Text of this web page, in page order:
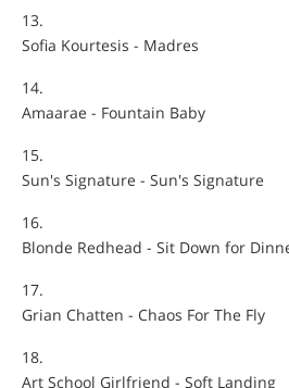
Sofia Kourtesis - Madres
Amaarae - Fountain Baby
Sun's Signature - Sun's Signature
Blonde Redhead - Sit Down for
Grian Chatten - Chaos For The Fly
Art School Girlfriend - Soft Landing